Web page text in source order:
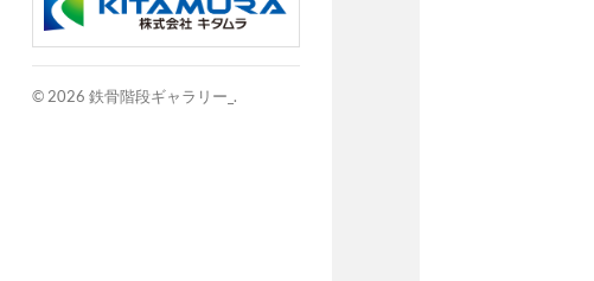
© 2026 鉄骨階段ギャラリー_ .